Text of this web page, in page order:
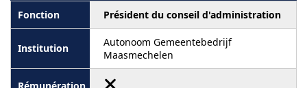
Président du conseil d'administration
Autonoom Gemeentebedrijf
Maasmechelen